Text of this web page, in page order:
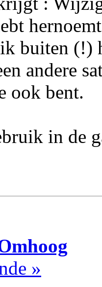
buiten (!)
andere
ook bent.
in de
»